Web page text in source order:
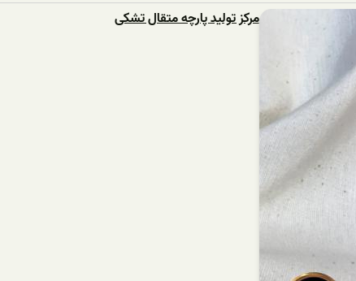
مرکز تولید پارچه متقال تشکی